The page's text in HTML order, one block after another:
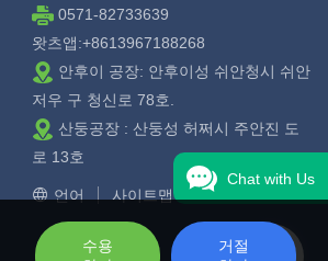
0571-82733639
왓츠앱:+8613967188268
안후이 공장: 안후이성 쉬안청시 쉬안
저우 구 청신로 78호.
산둥공장 : 산둥성 허쩌시 주안진 도
로 13호
언어 사이트맵
Chat with Us
수용
거절